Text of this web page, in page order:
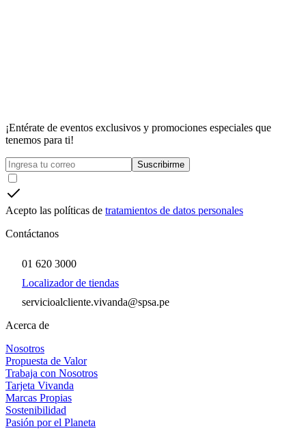
¡Entérate de eventos exclusivos y promociones especiales que
tenemos para ti!
Suscribirme
Acepto las políticas de tratamientos de datos personales
Contáctanos
01 620 3000
Localizador de tiendas
servicioalcliente.vivanda@spsa.pe
Acerca de
Nosotros
Propuesta de Valor
Trabaja con Nosotros
Tarjeta Vivanda
Marcas Propias
Sostenibilidad
Pasión por el Planeta